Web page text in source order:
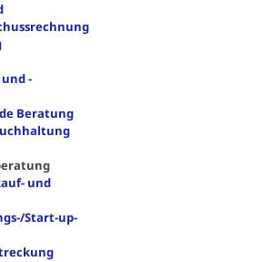
-
Beratung
und
Start-up-